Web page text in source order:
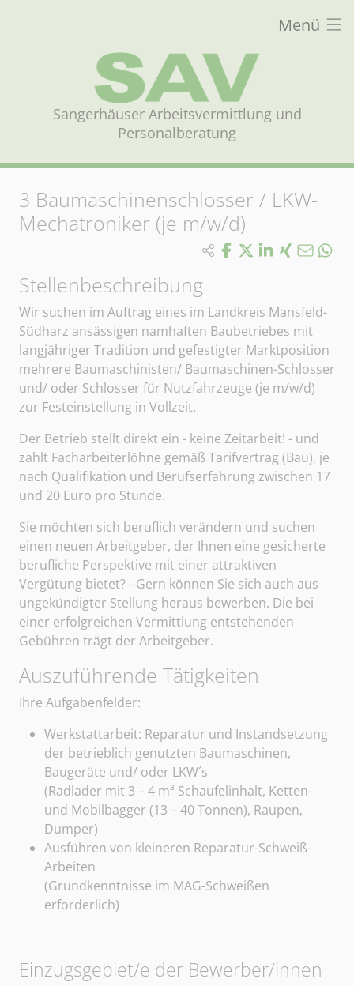
Menü
Sangerhäuser Arbeitsvermittlung und
Personalberatung
3 Baumaschinenschlosser / LKW-
Mechatroniker (je m/w/d)
Stellenbeschreibung
Wir suchen im Auftrag eines im Landkreis Mansfeld-
Südharz ansässigen namhaften Baubetriebes mit
langjähriger Tradition und gefestigter Marktposition
mehrere Baumaschinisten/ Baumaschinen-Schlosser
und/ oder Schlosser für Nutzfahrzeuge (je m/w/d)
zur Festeinstellung in Vollzeit.
Der Betrieb stellt direkt ein - keine Zeitarbeit! - und
zahlt Facharbeiterlöhne gemäß Tarifvertrag (Bau), je
nach Qualifikation und Berufserfahrung zwischen 17
und 20 Euro pro Stunde.
Sie möchten sich beruflich verändern und suchen
einen neuen Arbeitgeber, der Ihnen eine gesicherte
berufliche Perspektive mit einer attraktiven
Vergütung bietet? - Gern können Sie sich auch aus
ungekündigter Stellung heraus bewerben. Die bei
einer erfolgreichen Vermittlung entstehenden
Gebühren trägt der Arbeitgeber.
Sangerhäuser Arbeitsvermittlung und
Auszuführende Tätigkeiten
Ihre Aufgabenfelder:
Werkstattarbeit: Reparatur und Instandsetzung
der betrieblich genutzten Baumaschinen,
Baugeräte und/ oder LKW´s
(Radlader mit 3 – 4 m³ Schaufelinhalt, Ketten-
und Mobilbagger (13 – 40 Tonnen), Raupen,
Dumper)
Ausführen von kleineren Reparatur-Schweiß-
Arbeiten
(Grundkenntnisse im MAG-Schweißen
erforderlich)
Einzugsgebiet/e der Bewerber/innen